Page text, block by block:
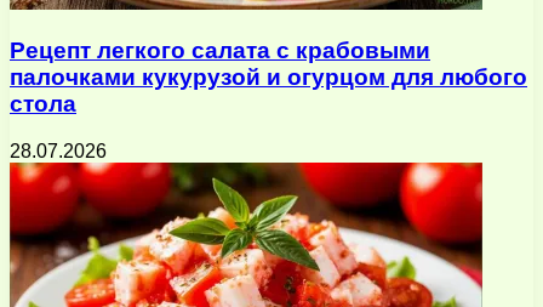
Рецепт легкого салата с крабовыми
палочками кукурузой и огурцом для любого
стола
28.07.2026